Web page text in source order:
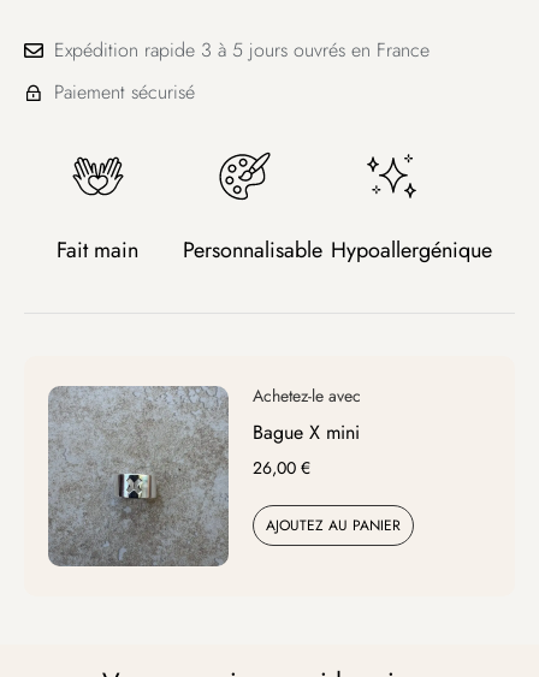
Expédition rapide 3 à 5 jours ouvrés en France
Paiement sécurisé
Fait main Personnalisable Hypoallergénique
Bague X mini
26,00 €
AJOUTEZ AU PANIER